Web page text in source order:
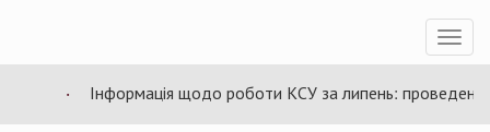
Toggle
Інформація щодо роботи КСУ за липень: проведено